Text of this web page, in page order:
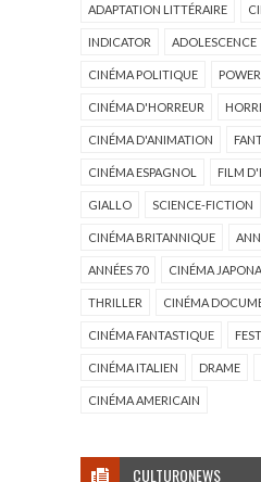
ADAPTATION LITTÉRAIRE
INDICATOR ADOLESCENCE
CINÉMA POLITIQUE
CINÉMA D'HORREUR
CINÉMA D'ANIMATION
CINÉMA ESPAGNOL FILM
GIALLO SCIENCE-FICTION
CINÉMA BRITANNIQUE
ANNÉES 70 CINÉMA
THRILLER CINÉMA
CINÉMA FANTASTIQUE
CINÉMA ITALIEN DRAME
CINÉMA AMERICAIN
CULTURONEWS